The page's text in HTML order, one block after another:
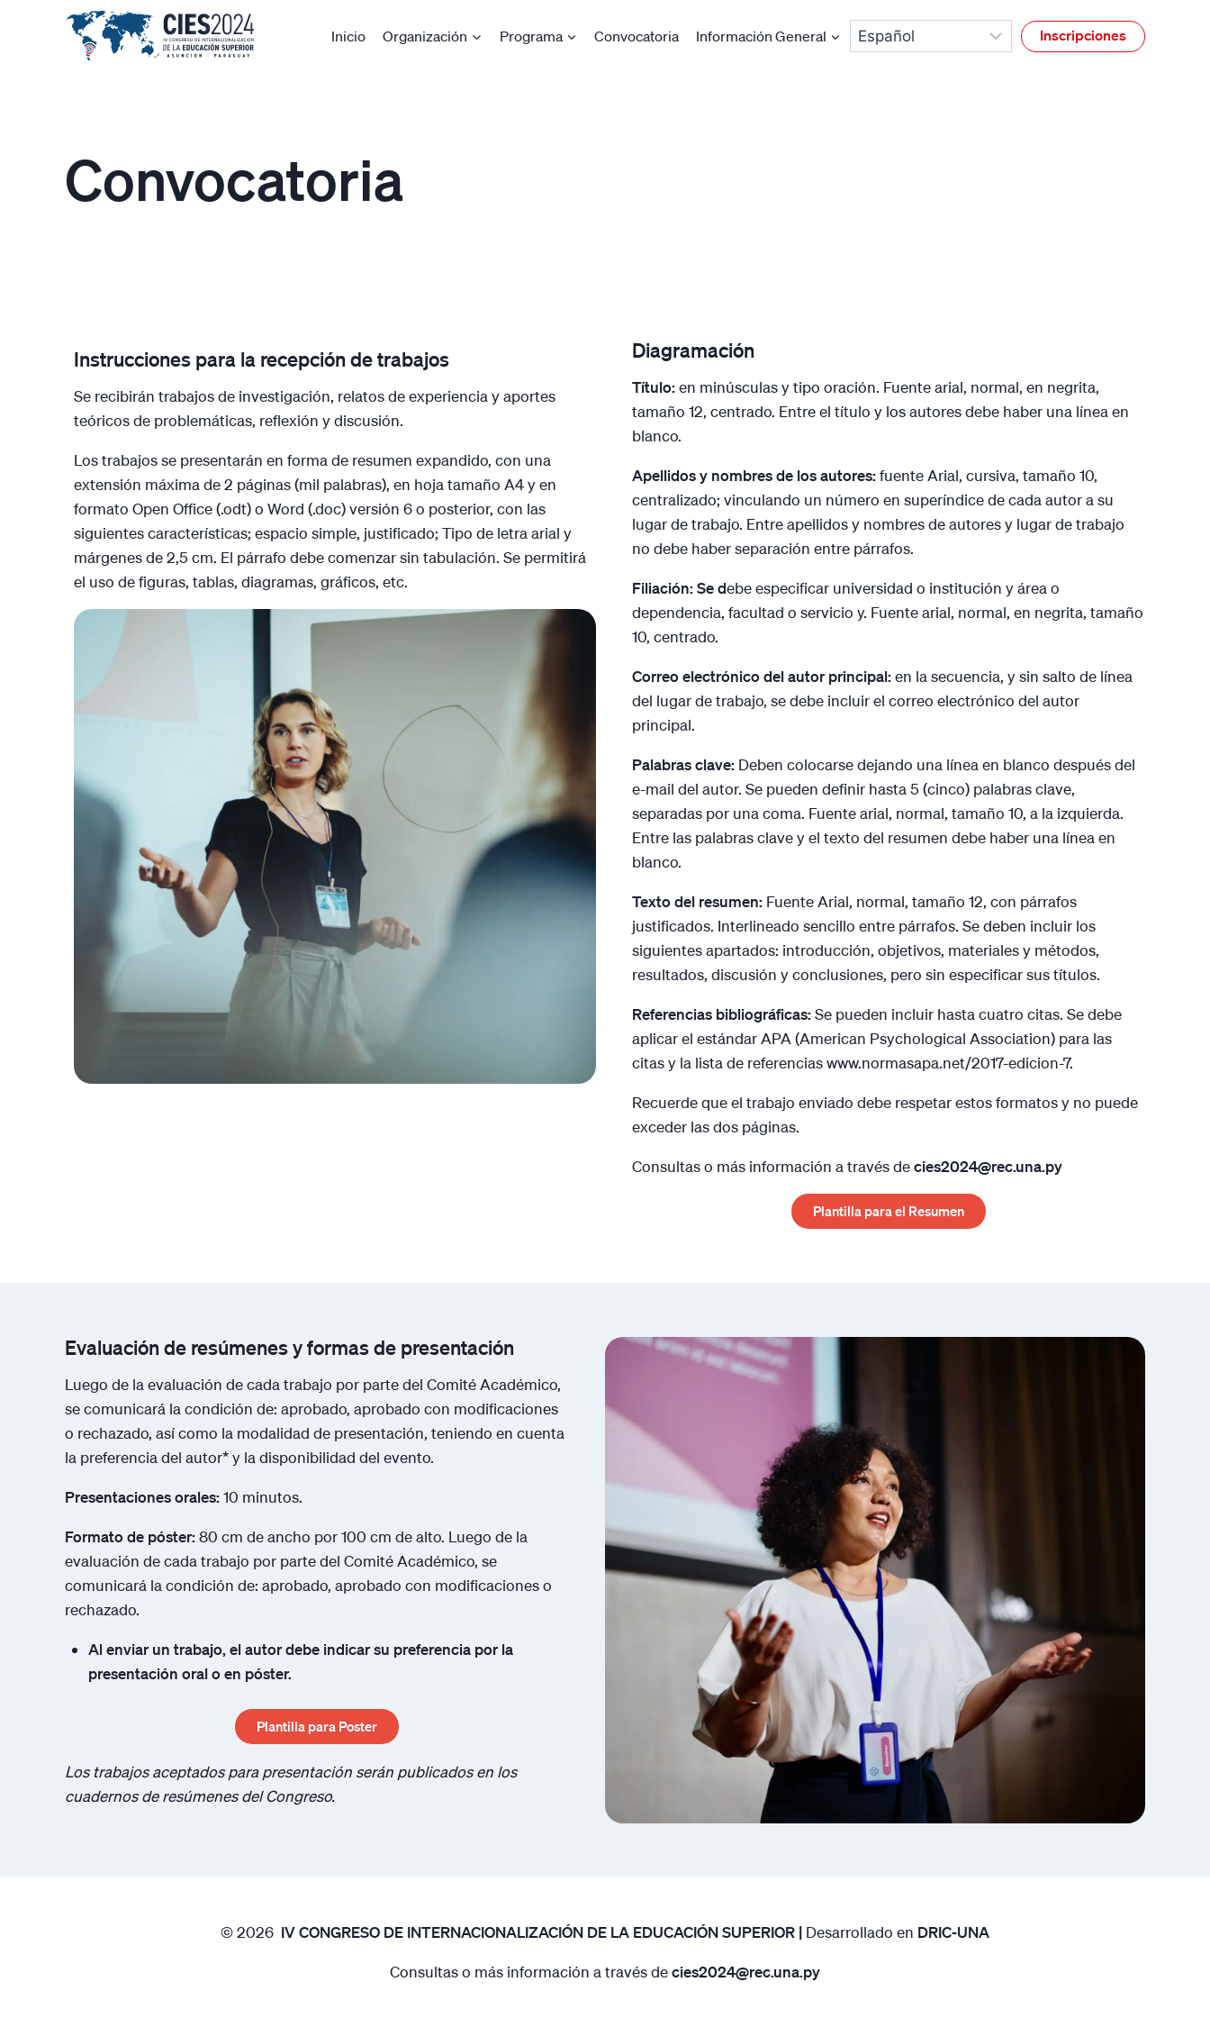
Inicio Organización Programa Convocatoria Información General Inscripciones
Convocatoria
Instrucciones para la recepción de trabajos
Se recibirán trabajos de investigación, relatos de experiencia y aportes
teóricos de problemáticas, reflexión y discusión.
Los trabajos se presentarán en forma de resumen expandido, con una
extensión máxima de 2 páginas (mil palabras), en hoja tamaño A4 y en
formato Open Office (.odt) o Word (.doc) versión 6 o posterior, con las
siguientes características; espacio simple, justificado; Tipo de letra arial y
márgenes de 2,5 cm. El párrafo debe comenzar sin tabulación. Se permitirá
el uso de figuras, tablas, diagramas, gráficos, etc.
Diagramación
Título:en minúsculas y tipo oración. Fuente arial, normal, en negrita,
tamaño 12, centrado. Entre el título y los autores debe haber una línea en
blanco.
Apellidos y nombres de los autores:fuente Arial, cursiva, tamaño 10,
centralizado; vinculando un número en superíndice de cada autor a su
lugar de trabajo. Entre apellidos y nombres de autores y lugar de trabajo
no debe haber separación entre párrafos.
Filiación: Se debe especificar universidad o institución y área o
dependencia, facultad o servicio y. Fuente arial, normal, en negrita, tamaño
10, centrado.
Correo electrónico del autor principal:en la secuencia, y sin salto de línea
del lugar de trabajo, se debe incluir el correo electrónico del autor
principal.
Palabras clave: Deben colocarse dejando una línea en blanco después del
e-mail del autor. Se pueden definir hasta 5 (cinco) palabras clave,
separadas por una coma. Fuente arial, normal, tamaño 10, a la izquierda.
Entre las palabras clave y el texto del resumen debe haber una línea en
blanco.
Texto del resumen: Fuente Arial, normal, tamaño 12, con párrafos
justificados. Interlineado sencillo entre párrafos. Se deben incluir los
siguientes apartados: introducción, objetivos, materiales y métodos,
resultados, discusión y conclusiones, pero sin especificar sus títulos.
Referencias bibliográficas:Se pueden incluir hasta cuatro citas. Se debe
aplicar el estándar APA (American Psychological Association) para las
citas y la lista de referenciaswww.normasapa.net/2017-edicion-7.
Recuerde que el trabajo enviado debe respetar estos formatos y no puede
exceder las dos páginas.
Consultas o más información a través decies2024@rec.una.py
Plantilla para el Resumen
Evaluación de resúmenes y formas de presentación
Luego de la evaluación de cada trabajo por parte del Comité Académico,
se comunicará la condición de: aprobado, aprobado con modificaciones
o rechazado, así como la modalidad de presentación, teniendo en cuenta
la preferencia del autor* y la disponibilidad del evento.
Presentaciones orales:10 minutos.
Formato de póster:80 cm de ancho por 100 cm de alto. Luego de la
evaluación de cada trabajo por parte del Comité Académico, se
comunicará la condición de: aprobado, aprobado con modificaciones o
rechazado.
Al enviar un trabajo, el autor debe indicar su preferencia por la
presentación oral o en póster.
Plantilla para Poster
Los trabajos aceptados para presentación serán publicados en los
cuadernos de resúmenes del Congreso.
© 2026 IV CONGRESO DE INTERNACIONALIZACIÓN DE LA EDUCACIÓN SUPERIOR | Desarrollado en DRIC-UNA
Consultas o más información a través decies2024@rec.una.py